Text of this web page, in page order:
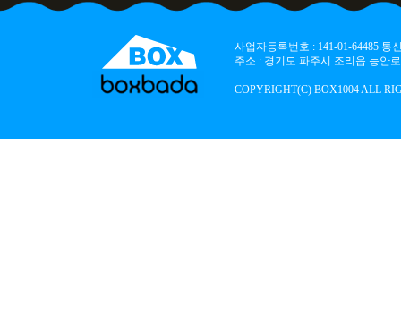
사업자등록번호 : 141-01-64485
주소 : 경기도 파주시 조리읍 능안
COPYRIGHT(C) BOX1004 ALL